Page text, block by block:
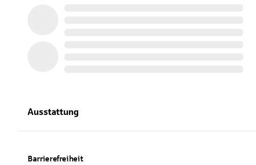
Ausstattung
Barrierefreiheit